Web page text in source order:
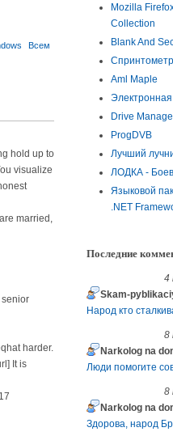
Всем
hold up to
visualize
married,
harder.
It is
Mozilla
Collection
Blank And
Спринтометр
Aml Maple
Drive
ProgDVB
Лучший
ЛОДКА -
Языковой
.NET
Последние
4
Skam-
Народ кто
8
Narkolog na
Люди помогите
8
Narkolog na
Здорова, народ